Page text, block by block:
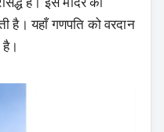
है। यहाँ गणपति को वरदान